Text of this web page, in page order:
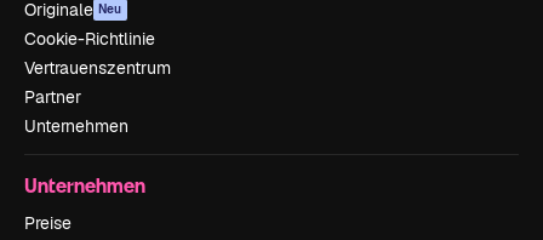
Originale Neu
Cookie-Richtlinie
Vertrauenszentrum
Partner
Unternehmen
Unternehmen
Preise